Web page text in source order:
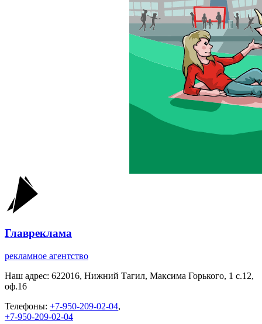
Главреклама
рекламное агентство
Наш адрес: 622016, Нижний Тагил, Максима Горького, 1 c.12,
оф.16
Телефоны: +7-950-209-02-04,
+7-950-209-02-04